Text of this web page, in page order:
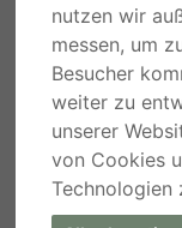
nutzen wir
messen, um
Besucher
weiter zu
unserer
von Cookies
Technologien